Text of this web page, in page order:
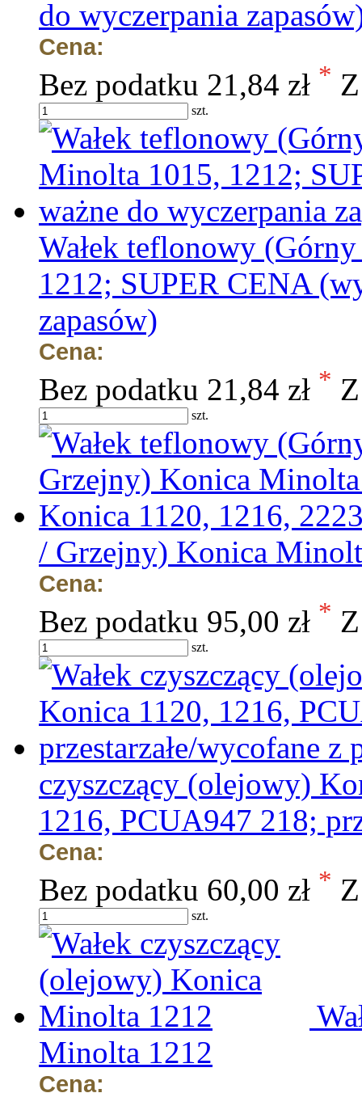
do wyczerpania
Cena:
Bez podatku 21,84 zł *
szt.
Wałek teflonowy
1212; SUPER CENA
zapasów)
Cena:
Bez podatku 21,84 zł *
szt.
/ Grzejny) Konica
Cena:
Bez podatku 95,00 zł *
szt.
czyszczący (olejowy)
1216, PCUA947 218;
Cena:
Bez podatku 60,00 zł *
szt.
Minolta 1212
Cena: